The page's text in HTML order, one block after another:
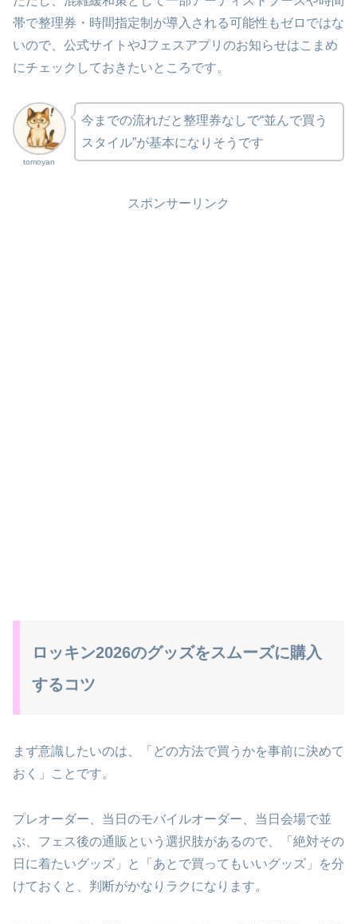
帯で整理券・時間指定制が導入される可能性もゼロではな
いので、公式サイトやJフェスアプリのお知らせはこまめ
にチェックしておきたいところです。
tomoyan
今までの流れだと整理券なしで“並んで買う
スタイル”が基本になりそうです
スポンサーリンク
ロッキン2026のグッズをスムーズに購入
するコツ
まず意識したいのは、「どの方法で買うかを事前に決めて
おく」ことです。
プレオーダー、当日のモバイルオーダー、当日会場で並
ぶ、フェス後の通販という選択肢があるので、「絶対その
日に着たいグッズ」と「あとで買ってもいいグッズ」を分
けておくと、判断がかなりラクになります。